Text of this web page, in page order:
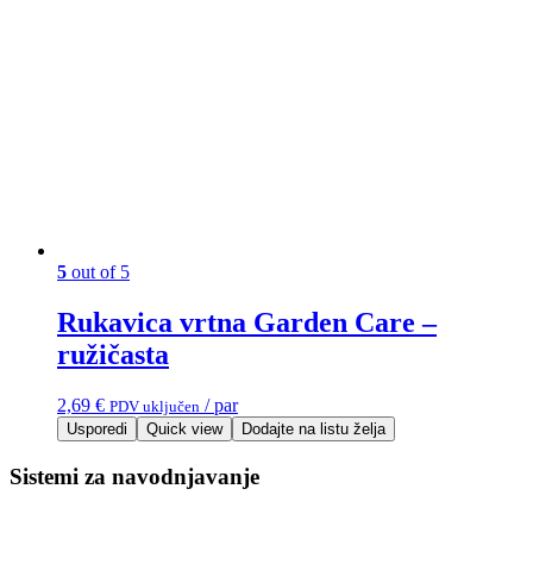
5 out of 5
Rukavica vrtna Garden Care –
ružičasta
2,69 € PDV uključen / par
Usporedi Quick view Dodajte na listu želja
Sistemi za navodnjavanje